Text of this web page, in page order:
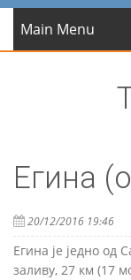
Main Menu
Егина
20/12/2016 19:46
Егина је једно од
заливу, 27 км (17